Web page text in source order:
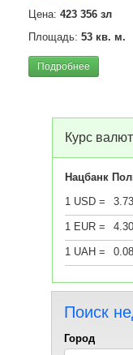
Цена: 423 356 зл
Площадь: 53 кв. м.
Подробнее
Курс валют
Нацбанк
1 USD =
1 EUR =
1 UAH =
Поиск
Город